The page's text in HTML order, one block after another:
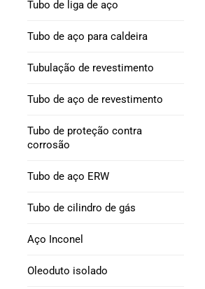
Tubo de perfuração e
Escorregadio & Espiral
Tubo de revestimento
TUBULAÇÃO
Tubulação de
e aço inoxidável
Tubo de liga de aço
Tubo de aço para caldeira
Tubulação de revestimento
Tubo de aço de revestimento
Tubo de proteção contra
corrosão
Tubo de aço ERW
Tubo de cilindro de gás
Aço Inconel
Oleoduto isolado